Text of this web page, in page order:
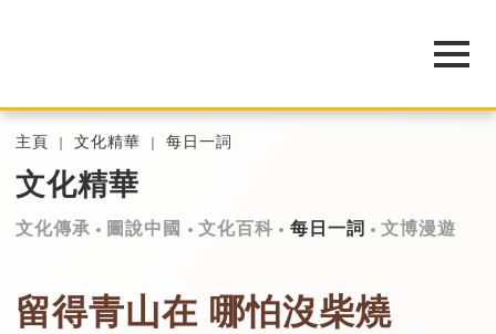
主頁 文化精華 每日一詞
文化精華
文化傳承 圖說中國 文化百科 每日一詞 文博漫遊
留得青山在 哪怕沒柴燒